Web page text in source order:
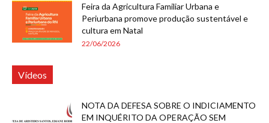
Feira da Agricultura Familiar Urbana e
Periurbana promove produção sustentável e
cultura em Natal
22/06/2026
Vídeos
NOTA DA DEFESA SOBRE O INDICIAMENTO
EM INQUÉRITO DA OPERAÇÃO SEM